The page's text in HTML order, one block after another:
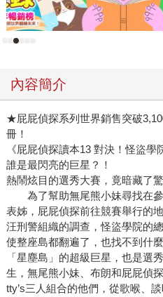
內容簡介
★屁屁偵探系列世界銷售突破
冊！
《屁屁偵探讀本13 對決！怪盜學
誰是最閃亮的巨星？！
熱鬧炫目的選秀大賽，竟暗藏了
為了幫助無尾熊小妹尋找在參
表姊，屁屁偵探前往競賽舉行的
汪刑警組織的調查，怪盜學院的
使整座島都翻遍了，也找不到什
「星塵島」的超級巨星，也是
生，無尾熊小妹、布朗和屁屁偵
tty’s三人組合的他們，從歌喉、